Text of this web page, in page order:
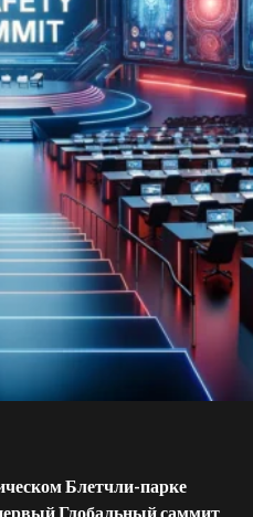
Блетчли-парке
Глобальный саммит